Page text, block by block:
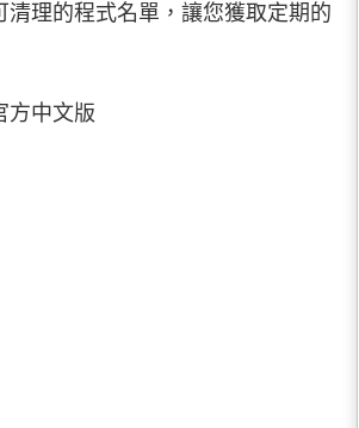
清理的程式名單，讓您獲取定期的
方中文版